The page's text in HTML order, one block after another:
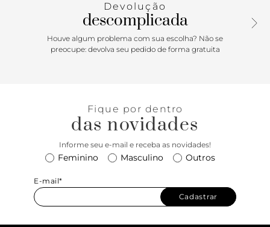
contorno de toda a peça. Traz estampa frontal com
assinatura Vans, com imagem de cerejas, centralizadas na
altura do peito. Uma peça atemporal que carrega a herança
Vans no estilo casual e descontraído.
Devolução
descomplicada
Houve algum problema com sua escolha? Não se
preocupe: devolva seu pedido de forma gratuita
Fique por dentro
das novidades
Informe seu e-mail e receba as novidades!
Feminino Masculino Outros
E-mail*
Cadastrar